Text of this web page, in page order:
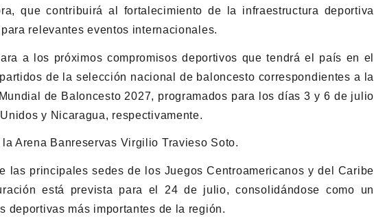
que contribuirá al fortalecimiento de la infraestructura deportiva
relevantes eventos internacionales.
a los próximos compromisos deportivos que tendrá el país en el
de la selección nacional de baloncesto correspondientes a la
de Baloncesto 2027, programados para los días 3 y 6 de julio
y Nicaragua, respectivamente.
Arena Banreservas Virgilio Travieso Soto.
las principales sedes de los Juegos Centroamericanos y del Caribe
está prevista para el 24 de julio, consolidándose como un
deportivas más importantes de la región.